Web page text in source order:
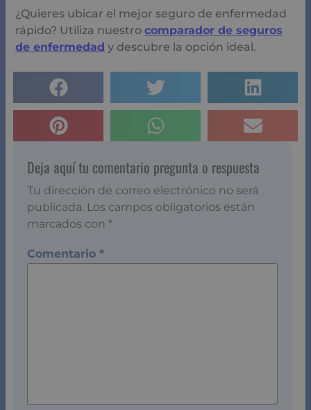
¿Quieres ubicar el mejor seguro de enfermedad
rápido? Utiliza nuestro comparador de seguros
de enfermedad y descubre la opción ideal.
Deja aquí tu comentario pregunta o respuesta
Tu dirección de correo electrónico no será
publicada. Los campos obligatorios están
marcados con *
Comentario *